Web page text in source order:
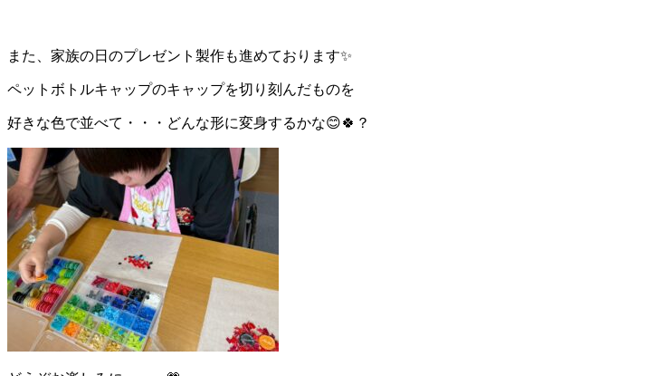
また、家族の日のプレゼント製作も進めております✨
ペットボトルキャップのキャップを切り刻んだものを
好きな色で並べて・・・どんな形に変身するかな😊🍀？